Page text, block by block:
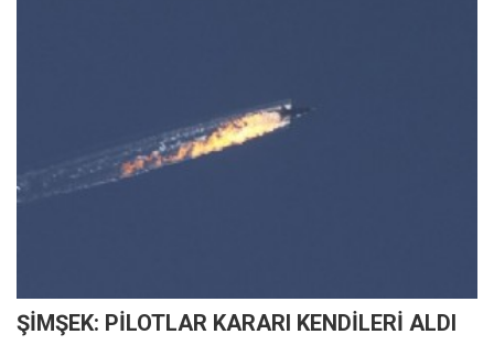
ŞİMŞEK: PİLOTLAR KARARI KENDİLERİ ALDI